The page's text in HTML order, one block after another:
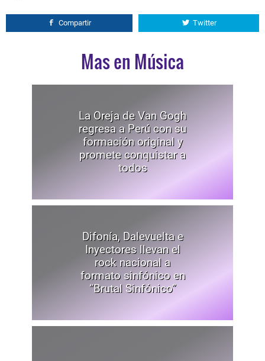
Compartir Twitter
Mas en Música
La Oreja de Van Gogh
regresa a Perú con su
formación original y
promete conquistar a
todos
Difonía, Dalevuelta e
Inyectores llevan el
rock nacional a
formato sinfónico en
“Brutal Sinfónico”